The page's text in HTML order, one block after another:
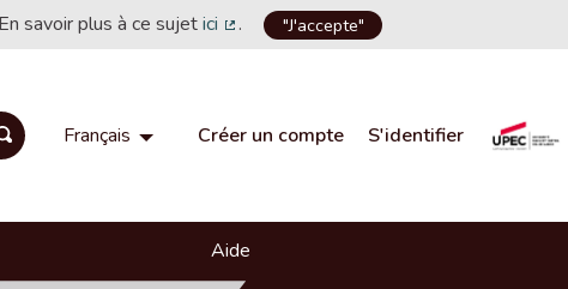
savoir plus à ce sujetici
(Lien externe)
. "J'accepte"
Français Choisir la langueChoose language
Créer un compte S'identifier
Aide